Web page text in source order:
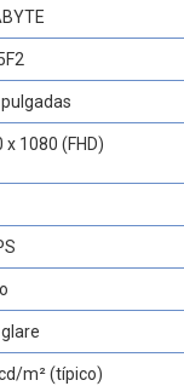
x 1080 (FHD)
m² (típico)